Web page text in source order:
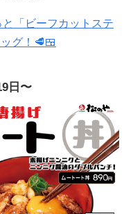
「ビーフカットステ
グ！🥩🍱
日〜